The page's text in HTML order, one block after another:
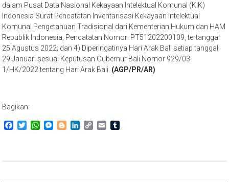
dalam Pusat Data Nasional Kekayaan Intelektual Komunal (KIK)
Indonesia Surat Pencatatan Inventarisasi Kekayaan Intelektual
Komunal Pengetahuan Tradisional dari Kementerian Hukum dan HAM
Republik Indonesia, Pencatatan Nomor: PT51202200109, tertanggal
25 Agustus 2022; dan 4) Diperingatinya Hari Arak Bali setiap tanggal
29 Januari sesuai Keputusan Gubernur Bali Nomor 929/03-
1/HK/2022 tentang Hari Arak Bali. (AGP/PR/AR)
Bagikan:
Facebook
TwitterWhatsApp
Messenger
BloggerLinkedIn
CopyEmail